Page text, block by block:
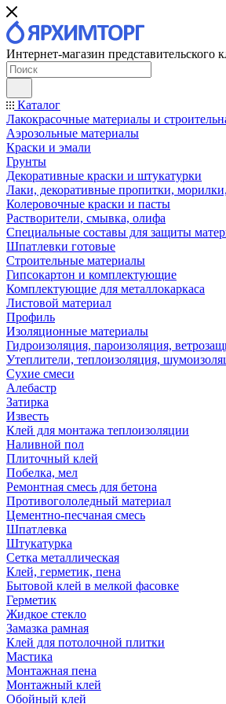
Интернет-магазин представительского
Каталог
Лакокрасочные материалы и
Аэрозольные материалы
Краски и эмали
Грунты
Декоративные краски и штукатурки
Лаки, декоративные пропитки,
Колеровочные краски и пасты
Растворители, смывка, олифа
Специальные составы для защиты
Шпатлевки готовые
Строительные материалы
Гипсокартон и комплектующие
Комплектующие для металлокаркаса
Листовой материал
Профиль
Изоляционные материалы
Гидроизоляция, пароизоляция,
Утеплители, теплоизоляция,
Сухие смеси
Алебастр
Затирка
Известь
Клей для монтажа теплоизоляции
Наливной пол
Плиточный клей
Побелка, мел
Ремонтная смесь для бетона
Противогололедный материал
Цементно-песчаная смесь
Шпатлевка
Штукатурка
Сетка металлическая
Клей, герметик, пена
Бытовой клей в мелкой фасовке
Герметик
Жидкое стекло
Замазка рамная
Клей для потолочной плитки
Мастика
Монтажная пена
Монтажный клей
Обойный клей